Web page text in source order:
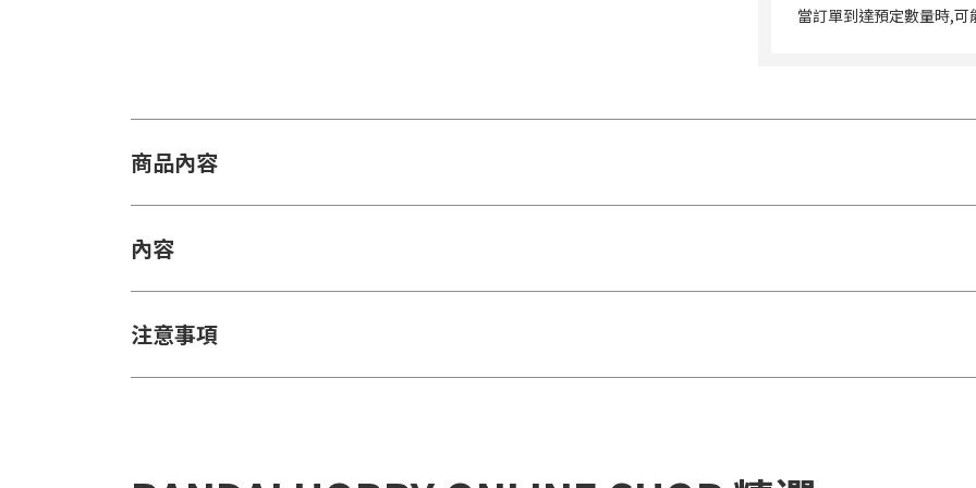
當訂單到達預定數量時,可
商品內容
內容
注意事項